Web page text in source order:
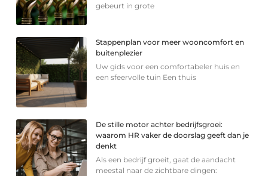
gebeurt in grote
Stappenplan voor meer wooncomfort en
buitenplezier
Uw gids voor een comfortabeler huis en
een sfeervolle tuin Een thuis
De stille motor achter bedrijfsgroei:
waarom HR vaker de doorslag geeft dan je
denkt
Als een bedrijf groeit, gaat de aandacht
meestal naar de zichtbare dingen: